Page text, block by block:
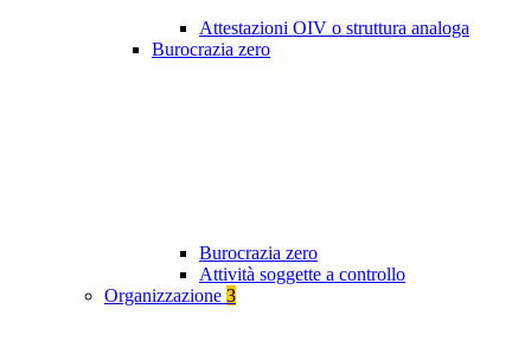
Attestazioni OIV o struttura analoga
Burocrazia zero
Burocrazia zero
Attività soggette a controllo
Organizzazione 3